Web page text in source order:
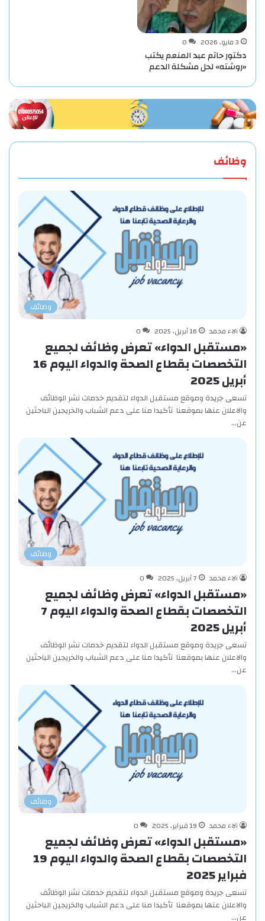
3 مايو، 2026 0
دكتور حاتم عبد المنعم يكتب
«روشته» لحل مشكلة الدعم
وظائف
وظائف
آلاء محمد
16 أبريل، 2025 0
«مستقبل الدواء» تعرض وظائف لجميع
التخصصات بقطاع الصحة والدواء اليوم 16
أبريل 2025
تسعى جريدة وموقع مستقبل الدواء لتقديم خدمات نشر الوظائف
والاعلان عنها بموقعنا تأكيدا منا على دعم الشباب والخريجين الباحثين
عن…
وظائف
آلاء محمد
7 أبريل، 2025 0
«مستقبل الدواء» تعرض وظائف لجميع
التخصصات بقطاع الصحة والدواء اليوم 7
أبريل 2025
تسعى جريدة وموقع مستقبل الدواء لتقديم خدمات نشر الوظائف
والاعلان عنها بموقعنا تأكيدا منا على دعم الشباب والخريجين الباحثين
عن…
وظائف
آلاء محمد
19 فبراير، 2025 0
«مستقبل الدواء» تعرض وظائف لجميع
التخصصات بقطاع الصحة والدواء اليوم 19
فبراير 2025
تسعى جريدة وموقع مستقبل الدواء لتقديم خدمات نشر الوظائف
والاعلان عنها بموقعنا تأكيدا منا على دعم الشباب والخريجين الباحثين
عن…